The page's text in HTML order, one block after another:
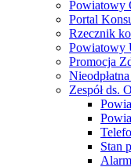
Powiatowy
Portal
Rzecznik
Powiatowy
Promocja
Zespół ds.
Stan